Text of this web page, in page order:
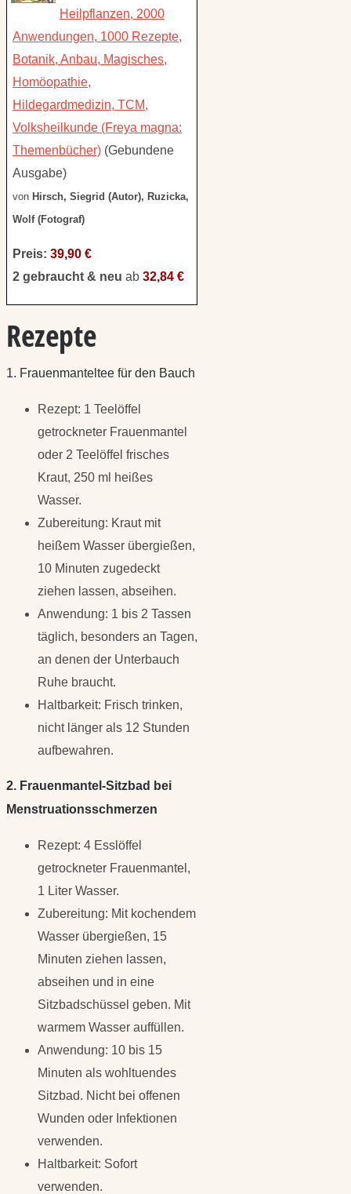
Heilpflanzen, 2000
Anwendungen, 1000 Rezepte,
Botanik, Anbau, Magisches,
Homöopathie,
Hildegardmedizin, TCM,
Volksheilkunde (Freya magna:
Themenbücher) (Gebundene
Ausgabe)
von Hirsch, Siegrid (Autor), Ruzicka,
Wolf (Fotograf)
Preis: 39,90 €
2 gebraucht & neu ab 32,84 €
Rezepte
1. Frauenmanteltee für den Bauch
Rezept: 1 Teelöffel
getrockneter Frauenmantel
oder 2 Teelöffel frisches
Kraut, 250 ml heißes
Wasser.
Zubereitung: Kraut mit
heißem Wasser übergießen,
10 Minuten zugedeckt
ziehen lassen, abseihen.
Anwendung: 1 bis 2 Tassen
täglich, besonders an Tagen,
an denen der Unterbauch
Ruhe braucht.
Haltbarkeit: Frisch trinken,
nicht länger als 12 Stunden
aufbewahren.
2. Frauenmantel-Sitzbad bei
Menstruationsschmerzen
Rezept: 4 Esslöffel
getrockneter Frauenmantel,
1 Liter Wasser.
Zubereitung: Mit kochendem
Wasser übergießen, 15
Minuten ziehen lassen,
abseihen und in eine
Sitzbadschüssel geben. Mit
warmem Wasser auffüllen.
Anwendung: 10 bis 15
Minuten als wohltuendes
Sitzbad. Nicht bei offenen
Wunden oder Infektionen
verwenden.
Haltbarkeit: Sofort
verwenden.